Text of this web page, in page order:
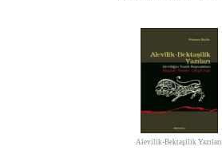
Alevilik-Bektaşilik Yazıları